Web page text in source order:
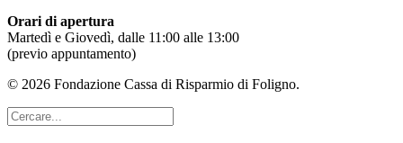
Orari di apertura
Martedì e Giovedì, dalle 11:00 alle 13:00
(previo appuntamento)
© 2026 Fondazione Cassa di Risparmio di Foligno.